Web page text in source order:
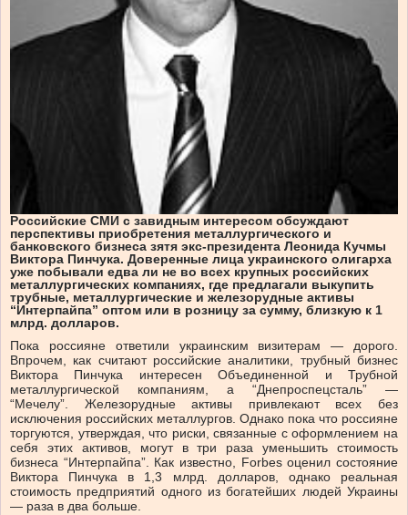
Российские СМИ с завидным интересом обсуждают
перспективы приобретения металлургического и
банковского бизнеса зятя экс-президента Леонида Кучмы
Виктора Пинчука. Доверенные лица украинского олигарха
уже побывали едва ли не во всех крупных российских
металлургических компаниях, где предлагали выкупить
трубные, металлургические и железорудные активы
“Интерпайпа” оптом или в розницу за сумму, близкую к 1
млрд. долларов.
Пока россияне ответили украинским визитерам — дорого.
Впрочем, как считают российские аналитики, трубный бизнес
Виктора Пинчука интересен Объединенной и Трубной
металлургической компаниям, а “Днепроспецсталь” —
“Мечелу”. Железорудные активы привлекают всех без
исключения российских металлургов. Однако пока что россияне
торгуются, утверждая, что риски, связанные с оформлением на
себя этих активов, могут в три раза уменьшить стоимость
бизнеса “Интерпайпа”. Как известно, Forbes оценил состояние
Виктора Пинчука в 1,3 млрд. долларов, однако реальная
стоимость предприятий одного из богатейших людей Украины
— раза в два больше.